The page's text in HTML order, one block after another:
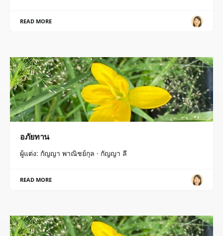
READ MORE
อภัยทาน
ผู้แต่ง: กัญญา พาณิชย์กุล · กัญญา ลี
READ MORE